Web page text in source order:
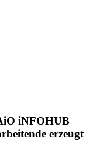
iNFOHUB
erzeugt